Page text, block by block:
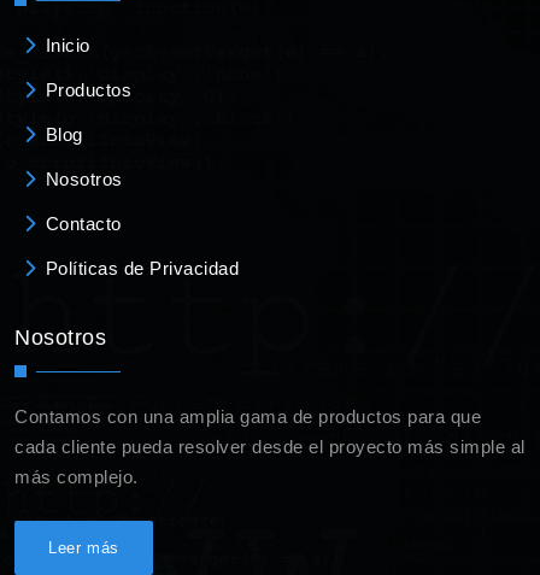
Inicio
Productos
Blog
Nosotros
Contacto
Políticas de Privacidad
Nosotros
Contamos con una amplia gama de productos para que
cada cliente pueda resolver desde el proyecto más simple al
más complejo.
Leer más